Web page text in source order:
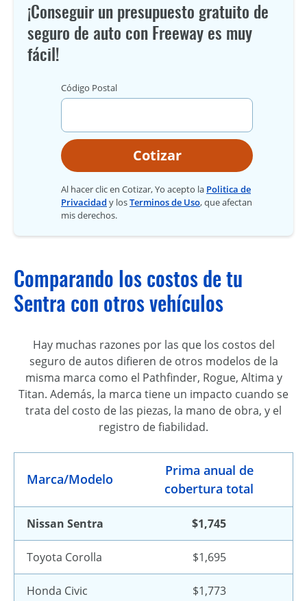
¡Conseguir un presupuesto gratuito de
seguro de auto con Freeway es muy
fácil!
Código Postal
Cotizar
Al hacer clic en Cotizar, Yo acepto la Politica de
Privacidad y losTerminos de Uso, que afectan
mis derechos.
Comparando los costos de tu
Sentra con otros vehículos
Hay muchas razones por las que los costos del
seguro de autos difieren de otros modelos de la
misma marca como el Pathfinder, Rogue, Altima y
Titan. Además, la marca tiene un impacto cuando se
trata del costo de las piezas, la mano de obra, y el
registro de fiabilidad.
Marca/Modelo
Prima anual de
cobertura total
Nissan Sentra $1,745
Toyota Corolla $1,695
Honda Civic $1,773